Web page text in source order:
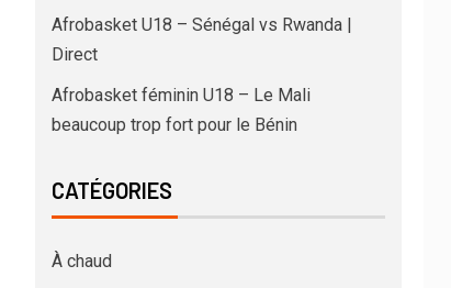
Afrobasket U18 – Sénégal vs Rwanda |
Direct
Afrobasket féminin U18 – Le Mali
beaucoup trop fort pour le Bénin
CATÉGORIES
À chaud